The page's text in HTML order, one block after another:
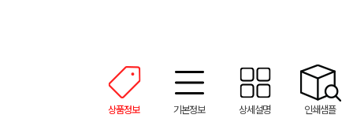
상품정보 기본정보 상세설명 인쇄샘플